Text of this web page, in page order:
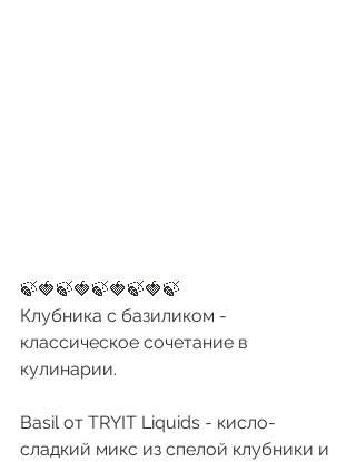
🍃🍓🍃🍓🍃🍓🍃🍓🍃
Клубника с базиликом -
классическое сочетание в
кулинарии.
Basil от TRYIT Liquids - кисло-
сладкий микс из спелой клубники и